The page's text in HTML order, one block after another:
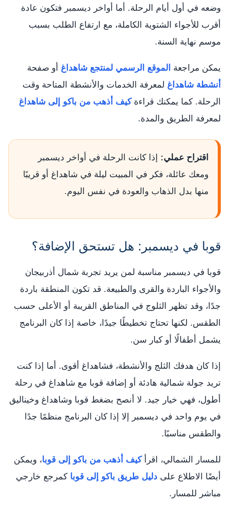
وضعه في أول أيام الرحلة. أما أواخر ديسمبر فتكون عادة
أقرب للأجواء الشتوية الكاملة، مع ارتفاع الطلب بسبب
موسم نهاية السنة.
يمكن مراجعة الموقع الرسمي لمنتجع شاهداغ أو صفحة
أنشطة شاهداغ لمعرفة الخدمات والأنشطة المتاحة وقت
الرحلة. كما يمكنك قراءةكيف أذهب من باكو إلى شاهداغ
لمعرفة الطريق والمدة.
اقتراح عملي: إذا كانت الرحلة في أواخر ديسمبر
ومعك عائلة، فكر في المبيت ليلة في شاهداغ أو قريبًا
منها بدل الذهاب والعودة في نفس اليوم.
قوبا في ديسمبر: هل تستحق الإضافة؟
قوبا في ديسمبر مناسبة لمن يريد تجربة شمال أذربيجان
والأجواء الباردة والقرى والطبيعة. قد تكون المنطقة باردة
جدًا، وقد تظهر الثلوج في المناطق القريبة أو الأعلى حسب
الطقس. لكنها تحتاج تخطيطًا جيدًا، خاصة إذا كان البرنامج
يشمل أطفالًا أو كبار سن.
إذا كان هدفك الثلج والأنشطة، فشاهداغ أقوى. أما إذا كنت
تريد جولة شمالية هادئة أو إضافة قوبا مع شاهداغ في رحلة
أطول، فهي خيار جيد. لا أنصح بضغط قوبا وشاهداغ وخيناليق
في يوم واحد في ديسمبر إلا إذا كان البرنامج منظمًا جدًا
والطقس مناسبًا.
للمسار الشمالي، اقرأكيف أذهب من باكو إلى قوبا، ويمكن
أيضًا الاطلاع على دليل طريق باكو إلى قوبا كمرجع خارجي
مباشر للمسار.